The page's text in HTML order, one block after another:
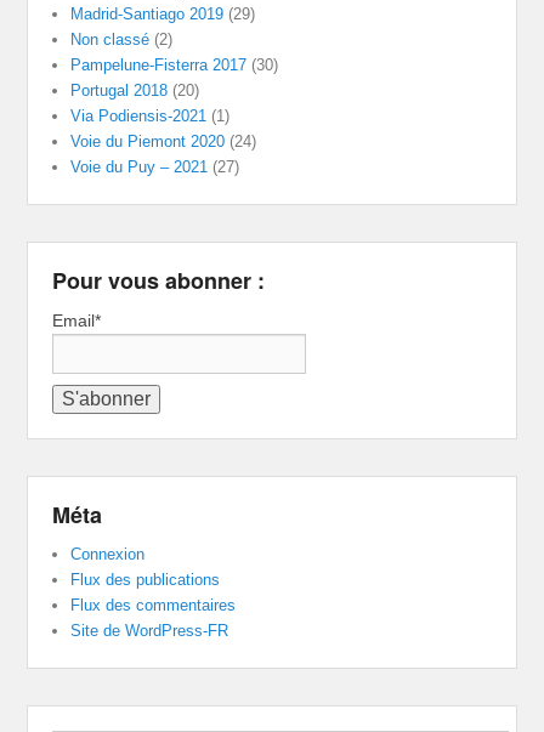
Madrid-Santiago 2019 (29)
Non classé (2)
Pampelune-Fisterra 2017 (30)
Portugal 2018 (20)
Via Podiensis-2021 (1)
Voie du Piemont 2020 (24)
Voie du Puy – 2021 (27)
Pour vous abonner :
Email*
Méta
Connexion
Flux des publications
Flux des commentaires
Site de WordPress-FR